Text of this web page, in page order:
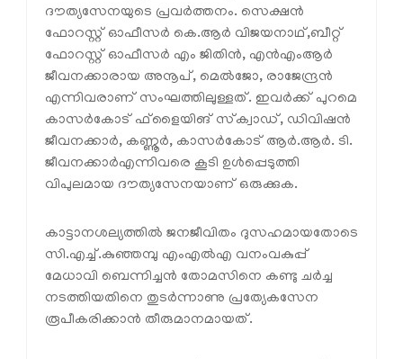
ദൗത്യസേനയുടെ പ്രവര്‍ത്തനം. സെക്ഷന്‍
ഫോറസ്റ്റ് ഓഫീസര്‍ കെ.ആര്‍ വിജയനാഥ്,ബീറ്റ്
ഫോറസ്റ്റ് ഓഫീസര്‍ എം ജിതിന്‍, എന്‍എംആര്‍
ജീവനക്കാരായ അനൂപ്, മെല്‍ജോ, രാജേന്ദ്രന്‍
എന്നിവരാണ് സംഘത്തിലുള്ളത്. ഇവര്‍ക്ക് പുറമെ
കാസര്‍കോട് ഫ്‌ളൈയിങ് സ്‌ക്വാഡ്, ഡിവിഷന്‍
ജീവനക്കാര്‍, കണ്ണൂര്‍, കാസര്‍കോട് ആര്‍.ആര്‍. ടി.
ജീവനക്കാര്‍എന്നിവരെ കൂടി ഉള്‍പ്പെടുത്തി
വിപുലമായ ദൗത്യസേനയാണ് ഒരുക്കുക.
കാട്ടാനശല്യത്തില്‍ ജനജീവിതം ദുസഹമായതോടെ
സി.എച്ച്.കുഞ്ഞമ്പു എംഎല്‍എ വനംവകുപ്പ്
മേധാവി ബെന്നിച്ചന്‍ തോമസിനെ കണ്ടു ചര്‍ച്ച
നടത്തിയതിനെ തുടര്‍ന്നാണു പ്രത്യേകസേന
രൂപീകരിക്കാന്‍ തീരുമാനമായത്.